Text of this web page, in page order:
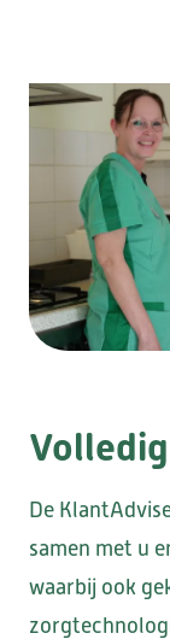
DE MARKE
VRAGEN
netwerk
kunt blijven
De
samen met u
waarbij ook